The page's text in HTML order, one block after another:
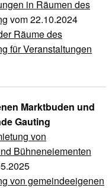
in Räumen des
vom 22.10.2024
Räume des
für Veranstaltungen
Marktbuden und
Gauting
von
Bühneneiementen
von gemeindeeigenen